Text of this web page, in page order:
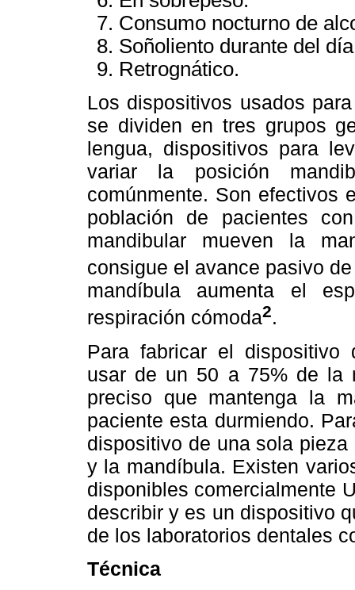
Consumo nocturno de
Soñoliento durante del
Retrognático.
Los dispositivos usados
se dividen en tres grupos
lengua, dispositivos para
variar la posición
comúnmente. Son efectivos
población de pacientes
mandibular mueven la
consigue el avance pasivo
mandíbula aumenta el
respiración cómoda2.
Para fabricar el dispositivo
usar de un 50 a 75% de la
preciso que mantenga la
paciente esta durmiendo.
dispositivo de una sola
y la mandíbula. Existen
disponibles comercialmente
describir y es un dispositivo
de los laboratorios dentales
Técnica